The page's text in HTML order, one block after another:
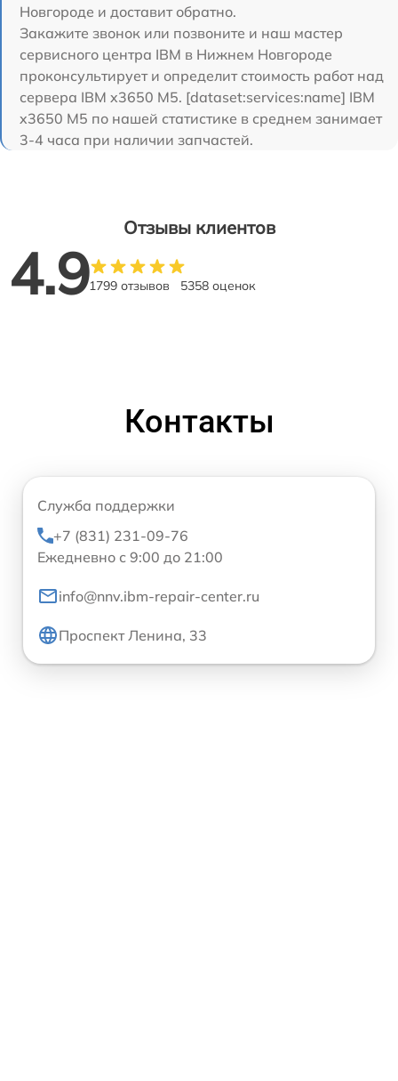
Новгороде и доставит обратно.
Закажите звонок или позвоните и наш мастер
сервисного центра IBM в Нижнем Новгороде
проконсультирует и определит стоимость работ над
сервера IBM x3650 M5. [dataset:services:name] IBM
x3650 M5 по нашей статистике в среднем занимает
3-4 часа при наличии запчастей.
Отзывы клиентов
4.91799 отзывов 5358 оценок
Контакты
Служба поддержки
+7 (831) 231-09-76
Ежедневно с 9:00 до 21:00
info@nnv.ibm-repair-center.ru
Проспект Ленина, 33